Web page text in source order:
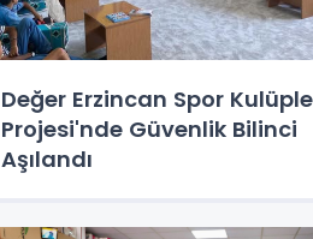
Değer Erzincan Spor
Projesi'nde Güvenlik Bilinci
Aşılandı